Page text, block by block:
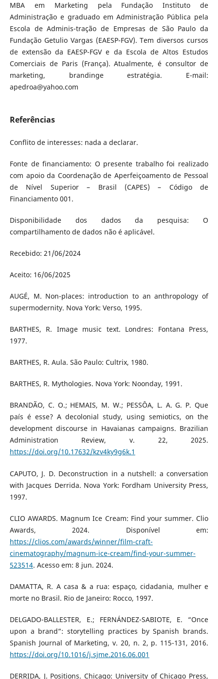
MBA em Marketing pela Fundação Instituto de
Administração e graduado em Administração Pública pela
Escola de Adminis-tração de Empresas de São Paulo da
Fundação Getulio Vargas (EAESP-FGV). Tem diversos cursos
de extensão da EAESP-FGV e da Escola de Altos Estudos
Comerciais de Paris (França). Atualmente, é consultor de
marketing, brandinge estratégia. E-mail:
apedroa@yahoo.com
Referências
Conflito de interesses: nada a declarar.
Fonte de financiamento: O presente trabalho foi realizado
com apoio da Coordenação de Aperfeiçoamento de Pessoal
de Nível Superior – Brasil (CAPES) – Código de
Financiamento 001.
Disponibilidade dos dados da pesquisa: O
compartilhamento de dados não é aplicável.
Recebido: 21/06/2024
Aceito: 16/06/2025
AUGÉ, M. Non-places: introduction to an anthropology of
supermodernity. Nova York: Verso, 1995.
BARTHES, R. Image music text. Londres: Fontana Press,
1977.
BARTHES, R. Aula. São Paulo: Cultrix, 1980.
BARTHES, R. Mythologies. Nova York: Noonday, 1991.
BRANDÃO, C. O.; HEMAIS, M. W.; PESSÔA, L. A. G. P. Que
país é esse? A decolonial study, using semiotics, on the
development discourse in Havaianas campaigns. Brazilian
Administration Review, v. 22, 2025.
https://doi.org/10.17632/kzv4ky9g6k.1
CAPUTO, J. D. Deconstruction in a nutshell: a conversation
with Jacques Derrida. Nova York: Fordham University Press,
1997.
CLIO AWARDS. Magnum Ice Cream: Find your summer. Clio
Awards, 2024. Disponível em:
https://clios.com/awards/winner/film-craft-
cinematography/magnum-ice-cream/find-your-summer-
523514. Acesso em: 8 jun. 2024.
DAMATTA, R. A casa & a rua: espaço, cidadania, mulher e
morte no Brasil. Rio de Janeiro: Rocco, 1997.
DELGADO-BALLESTER, E.; FERNÁNDEZ-SABIOTE, E. “Once
upon a brand”: storytelling practices by Spanish brands.
Spanish Journal of Marketing, v. 20, n. 2, p. 115-131, 2016.
https://doi.org/10.1016/j.sjme.2016.06.001
DERRIDA, J. Positions. Chicago: University of Chicago Press,